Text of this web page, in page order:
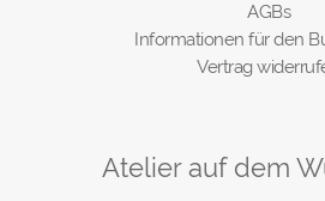
AGBs
Informationen für den
Vertrag
Atelier auf dem